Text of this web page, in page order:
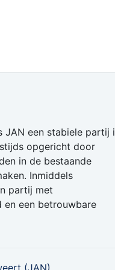
JAN een stabiele partij
opgericht door
in de bestaande
Inmiddels
partij met
en een betrouwbare